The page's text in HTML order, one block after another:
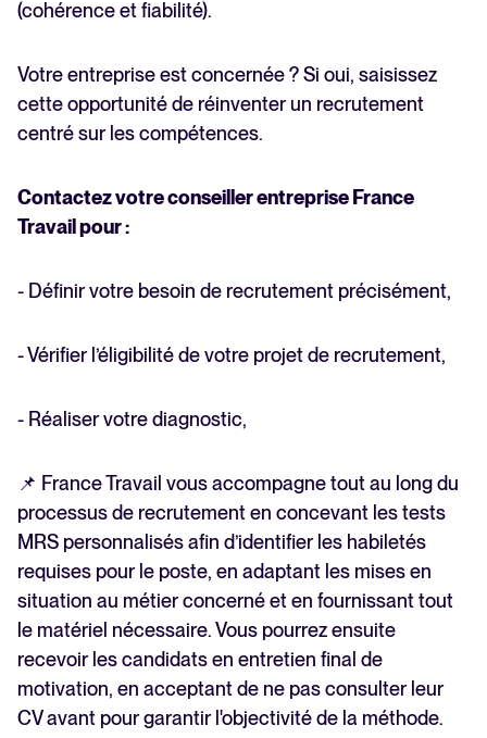
(cohérence et fiabilité).
Votre entreprise est concernée ? Si oui, saisissez
cette opportunité de réinventer un recrutement
centré sur les compétences.
Contactez votre conseiller entreprise France
Travail pour :
- Définir votre besoin de recrutement précisément,
- Vérifier l’éligibilité de votre projet de recrutement,
- Réaliser votre diagnostic,
📌 France Travail vous accompagne tout au long du
processus de recrutement en concevant les tests
MRS personnalisés afin d’identifier les habiletés
requises pour le poste, en adaptant les mises en
situation au métier concerné et en fournissant tout
le matériel nécessaire. Vous pourrez ensuite
recevoir les candidats en entretien final de
motivation, en acceptant de ne pas consulter leur
CV avant pour garantir l'objectivité de la méthode.